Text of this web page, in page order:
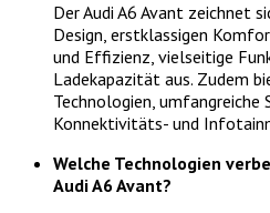
Der Audi A6 Avant zeichnet
Design, erstklassigen
und Effizienz, vielseitige
Ladekapazität aus. Zudem
Technologien, umfangreiche
Konnektivitäts- und
Welche Technologien
Audi A6 Avant?